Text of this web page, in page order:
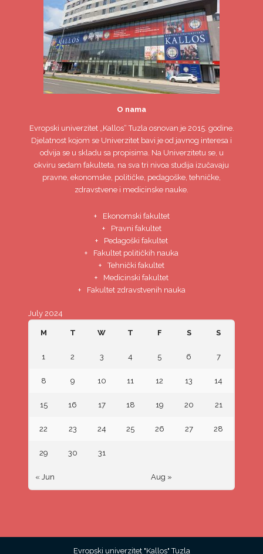
O nama
Evropski univerzitet„Kallos“ Tuzla osnovan je 2015. godine.
Djelatnost kojom se Univerzitet bavi je od javnog interesa i
odvija se u skladu sa propisima. Na Univerzitetu se, u
okviru sedam fakulteta, na sva tri nivoa studija izučavaju
pravne, ekonomske, političke, pedagoške, tehničke,
zdravstvene i medicinske nauke.
Ekonomski fakultet
Pravni fakultet
Pedagoški fakultet
Fakultet političkih nauka
Tehnički fakultet
Medicinski fakultet
Fakultet zdravstvenih nauka
July 2024
M T W T F S S
« Jun Aug »
1 2 3 4 5 6 7
8 9 10 11 12 13 14
15 16 17 18 19 20 21
22 23 24 25 26 27 28
29 30 31
Evropski univerzitet "Kallos" Tuzla